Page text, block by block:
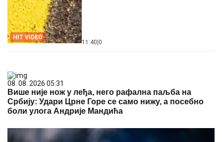
HIT VIDEO
11:40 0
08. 08. 2026 05:31
Више није нож у леђа, него рафална паљба на
Србију: Удари Црне Горе се само нижу, а посебно
боли улога Андрије Мандића